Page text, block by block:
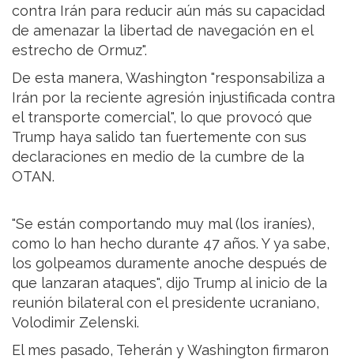
contra Irán para reducir aún más su capacidad
de amenazar la libertad de navegación en el
estrecho de Ormuz".
De esta manera, Washington "responsabiliza a
Irán por la reciente agresión injustificada contra
el transporte comercial", lo que provocó que
Trump haya salido tan fuertemente con sus
declaraciones en medio de la cumbre de la
OTAN.
"Se están comportando muy mal (los iraníes),
como lo han hecho durante 47 años. Y ya sabe,
los golpeamos duramente anoche después de
que lanzaran ataques", dijo Trump al inicio de la
reunión bilateral con el presidente ucraniano,
Volodimir Zelenski.
El mes pasado, Teherán y Washington firmaron